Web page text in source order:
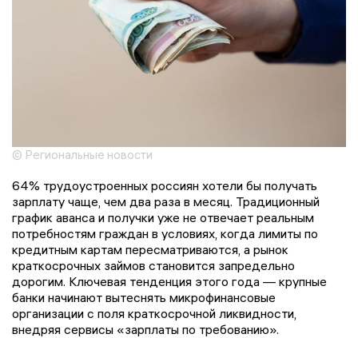
© Региональные новости
64% трудоустроенных россиян хотели бы получать
зарплату чаще, чем два раза в месяц. Традиционный
график аванса и получки уже не отвечает реальным
потребностям граждан в условиях, когда лимиты по
кредитным картам пересматриваются, а рынок
краткосрочных займов становится запредельно
дорогим. Ключевая тенденция этого года — крупные
банки начинают вытеснять микрофинансовые
организации с поля краткосрочной ликвидности,
внедряя сервисы «зарплаты по требованию».